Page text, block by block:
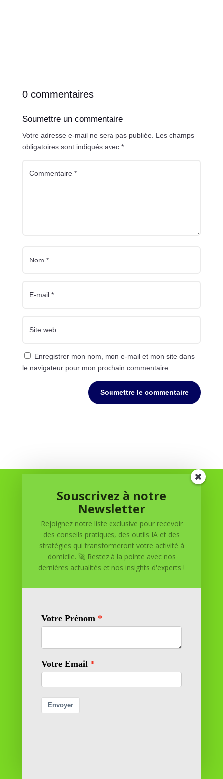
0 commentaires
Soumettre un commentaire
Votre adresse e-mail ne sera pas publiée. Les champs
obligatoires sont indiqués avec *
Enregistrer mon nom, mon e-mail et mon site dans
le navigateur pour mon prochain commentaire.
Soumettre le commentaire
Réussite à Domicile
Réussite à Domicile est votre partenaire de confiance
maison. Nous offrons des solutions personnalisées pour
69100 VILLEURBANNE
Souscrivez à notre
Newsletter
Rejoignez notre liste exclusive pour recevoir
des conseils pratiques, des outils IA et des
stratégies qui transformeront votre activité à
domicile. 🚀 Restez à la pointe avec nos
dernières actualités et nos insights d'experts !